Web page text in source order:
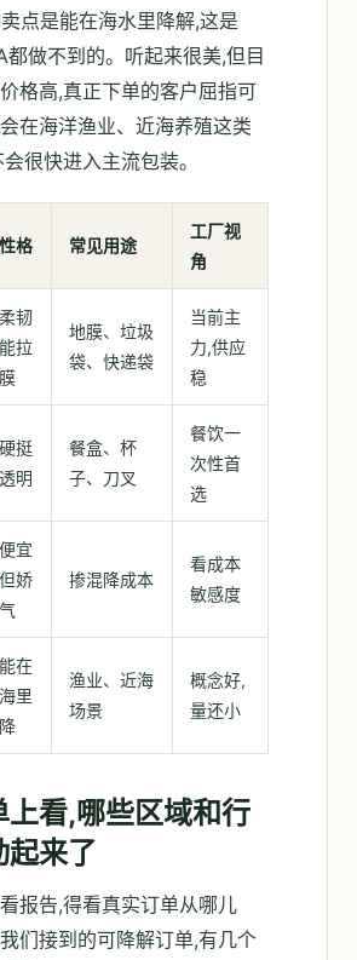
点是能在海水里降解,这是
都做不到的。听起来很美,但目
格高,真正下单的客户屈指可
在海洋渔业、近海养殖这类
很快进入主流包装。
性格 常见用途
工厂视
角
柔韧
能拉
膜
地膜、垃圾
袋、快递袋
当前主
力,供应
稳
硬挺
透明
餐盒、杯
子、刀叉
餐饮一
次性首
选
便宜
但娇
气
掺混降成本
看成本
敏感度
能在
海里
降
渔业、近海
场景
概念好,
量还小
上看,哪些区域和行
起来了
报告,得看真实订单从哪儿
们接到的可降解订单,有几个